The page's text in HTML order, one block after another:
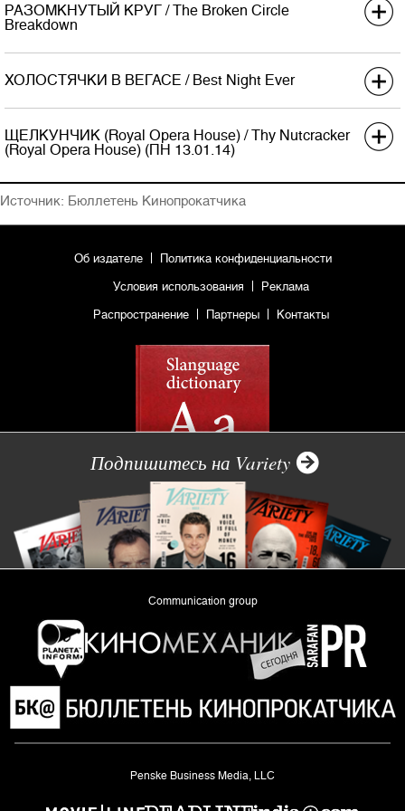
Хроно
85
Возраст
Дистриб.
UPI
Возраст
12+
РАЗОМКНУТЫЙ КРУГ / The Broken Circle
Breakdown
Премьера в США
Дистриб.
Кино без границ
Экраны
Хроно
111
Возраст
12+
ХОЛОСТЯЧКИ В ВЕГАСЕ / Best Night Ever
Премьера в США
17.01.2014
Дистриб.
Top Film Distribution
Экраны
Хроно
90
Возраст
18+
ЩЕЛКУНЧИК (Royal Opera House) / Thу Nutcracker
(Royal Opera House) (ПН 13.01.14)
Премьера в США
Дистриб.
Невафильм Emotion
Экраны
Источник: Бюллетень Кинопрокатчика
Об издателе Политика конфиденциальности
Условия использования Реклама
Распространение Партнеры Контакты
Подпишитесь на Variety
Communication group
«Planeta Inform»
Penske Business Media, LLC